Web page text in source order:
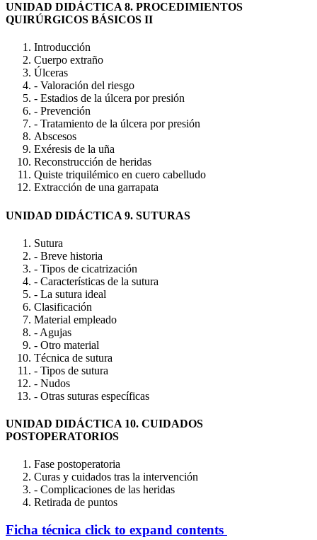
UNIDAD DIDÁCTICA 8. PROCEDIMIENTOS
QUIRÚRGICOS BÁSICOS II
Introducción
Cuerpo extraño
Úlceras
- Valoración del riesgo
- Estadios de la úlcera por presión
- Prevención
- Tratamiento de la úlcera por presión
Abscesos
Exéresis de la uña
Reconstrucción de heridas
Quiste triquilémico en cuero cabelludo
Extracción de una garrapata
UNIDAD DIDÁCTICA 9. SUTURAS
Sutura
- Breve historia
- Tipos de cicatrización
- Características de la sutura
- La sutura ideal
Clasificación
Material empleado
- Agujas
- Otro material
Técnica de sutura
- Tipos de sutura
- Nudos
- Otras suturas específicas
UNIDAD DIDÁCTICA 10. CUIDADOS
POSTOPERATORIOS
Fase postoperatoria
Curas y cuidados tras la intervención
- Complicaciones de las heridas
Retirada de puntos
Ficha técnica click to expand contents